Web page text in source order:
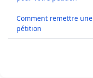
Comment remettre une
pétition